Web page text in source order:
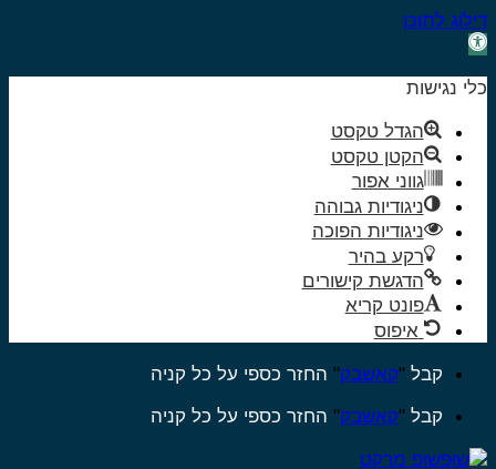
לתוכן
נגישות
הגדל טקסט
הקטן טקסט
גווני אפור
ניגודיות גבוהה
ניגודיות הפוכה
רקע בהיר
הדגשת קישורים
פונט קריא
איפוס
קבל"קאשבק"החזר כספי על כל קניה
קבל"קאשבק"החזר כספי על כל קניה